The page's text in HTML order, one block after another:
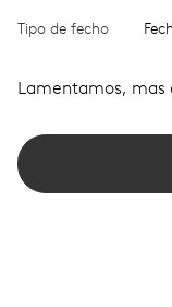
Tipo de fecho
Lamentamos, mas